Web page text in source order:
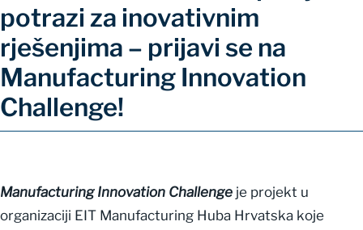
potrazi za inovativnim
rješenjima – prijavi se na
Manufacturing Innovation
Challenge!
Manufacturing Innovation Challenge je projekt u
organizaciji EIT Manufacturing Huba Hrvatska koje